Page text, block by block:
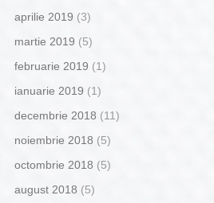
aprilie 2019 (3)
martie 2019 (5)
februarie 2019 (1)
ianuarie 2019 (1)
decembrie 2018 (11)
noiembrie 2018 (5)
octombrie 2018 (5)
august 2018 (5)